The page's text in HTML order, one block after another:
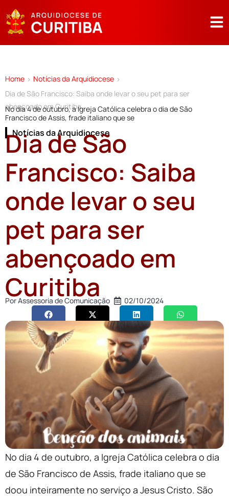
Home > Notícias da Arquidiocese >
Dia de São Francisco: Saiba onde levar o seu pet para ser
abençoado em Curitiba
No dia 4 de outubro, a Igreja Católica celebra o dia de São
Francisco de Assis, frade italiano que se
Notícias da Arquidiocese
Dia de São
Francisco: Saiba
onde levar o seu
pet para ser
abençoado em
Curitiba
PorAssessoria de Comunicação 02/10/2024
No dia 4 de outubro, a Igreja Católica celebra o dia
de São Francisco de Assis, frade italiano que se
doou inteiramente no serviço a Jesus Cristo. São